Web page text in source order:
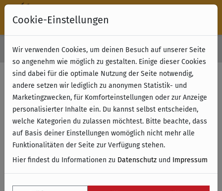
Kostenloser Versand & Retoure ab 49 € (innerhalb Deutschlands)
Cookie-Einstellungen
Wir verwenden Cookies, um deinen Besuch auf unserer Seite
so angenehm wie möglich zu gestalten. Einige dieser Cookies
sind dabei für die optimale Nutzung der Seite notwendig,
andere setzen wir lediglich zu anonymen Statistik- und
Marketingzwecken, für Komforteinstellungen oder zur Anzeige
personalisierter Inhalte ein. Du kannst selbst entscheiden,
welche Kategorien du zulassen möchtest. Bitte beachte, dass
auf Basis deiner Einstellungen womöglich nicht mehr alle
Funktionalitäten der Seite zur Verfügung stehen.
Hier findest du Informationen zu Datenschutz und Impressum